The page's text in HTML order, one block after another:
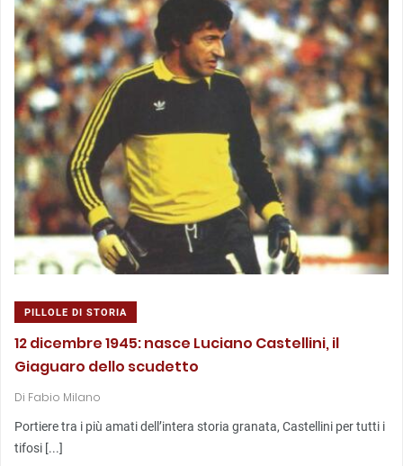
PILLOLE DI STORIA
12 dicembre 1945: nasce Luciano Castellini, il
Giaguaro dello scudetto
Di Fabio Milano
Portiere tra i più amati dell’intera storia granata, Castellini per tutti i
tifosi [...]